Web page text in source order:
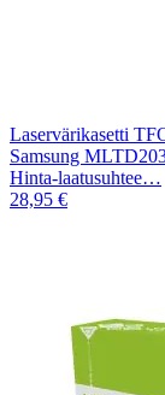
Laservärikasetti
Samsung
Hinta-laatusuhtee…
28,95 €